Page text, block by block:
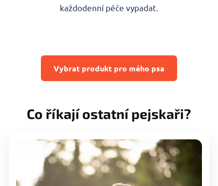
každodenní péče vypadat.
Vybrat produkt pro mého psa
Co říkají ostatní pejskaři?